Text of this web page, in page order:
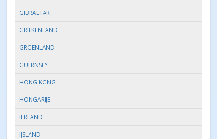
GIBRALTAR
GRIEKENLAND
GROENLAND
GUERNSEY
HONG KONG
HONGARIJE
IERLAND
IJSLAND